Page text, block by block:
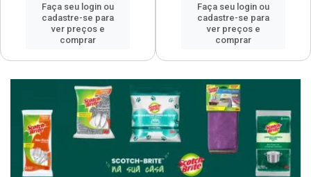
Faça seu login ou
cadastre-se para
ver preços e
comprar
Faça seu login ou
cadastre-se para
ver preços e
comprar